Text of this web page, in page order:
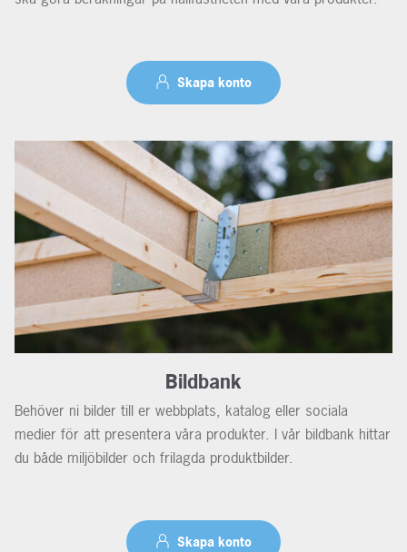
Skapa konto
Bildbank
Behöver ni bilder till er webbplats, katalog eller sociala
medier för att presentera våra produkter. I vår bildbank hittar
du både miljöbilder och frilagda produktbilder.
Skapa konto